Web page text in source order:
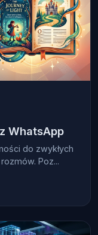
WhatsApp
do zwykłych
Poz...